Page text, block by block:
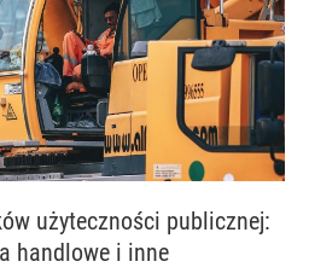
użyteczności publicznej:
handlowe i inne